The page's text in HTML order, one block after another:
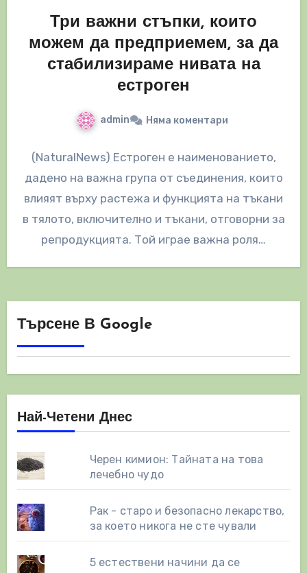
Три важни стъпки, които
можем да предприемем, за да
стабилизираме нивата на
естроген
admin Няма коментари
(NaturalNews) Естроген е наименованието,
дадено на важна група от съединения, които
влияят върху растежа и функцията на тъкани
в тялото, включително и тъкани, отговорни за
репродукцията. Той играе важна роля…
Търсене В Google
Най-Четени Днес
Черен кимион: Тайната на това
лечебно чудо
Рак - старо и безопасно лекарство,
за което никога не сте чували
5 естествени начини да се